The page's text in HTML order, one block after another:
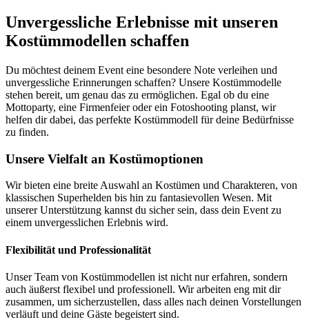
Unvergessliche Erlebnisse mit unseren
Kostümmodellen schaffen
Du möchtest deinem Event eine besondere Note verleihen und
unvergessliche Erinnerungen schaffen? Unsere Kostümmodelle
stehen bereit, um genau das zu ermöglichen. Egal ob du eine
Mottoparty, eine Firmenfeier oder ein Fotoshooting planst, wir
helfen dir dabei, das perfekte Kostümmodell für deine Bedürfnisse
zu finden.
Unsere Vielfalt an Kostümoptionen
Wir bieten eine breite Auswahl an Kostümen und Charakteren, von
klassischen Superhelden bis hin zu fantasievollen Wesen. Mit
unserer Unterstützung kannst du sicher sein, dass dein Event zu
einem unvergesslichen Erlebnis wird.
Flexibilität und Professionalität
Unser Team von Kostümmodellen ist nicht nur erfahren, sondern
auch äußerst flexibel und professionell. Wir arbeiten eng mit dir
zusammen, um sicherzustellen, dass alles nach deinen Vorstellungen
verläuft und deine Gäste begeistert sind.